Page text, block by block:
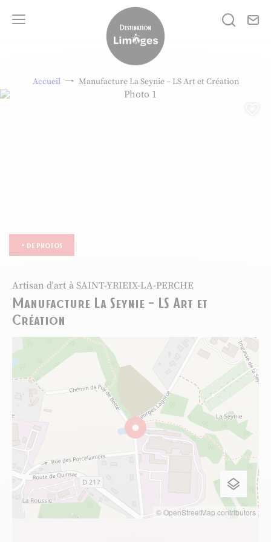
Accueil Manufacture La Seynie – LS Art et Création
Menu Je
Artisan d'art à SAINT-YRIEIX-LA-PERCHE
Manufacture La Seynie – LS Art et
Création
+ de photos
© OpenStreetMap contributors